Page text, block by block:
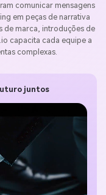
comunicar mensagens
em peças de narrativa
de marca, introduções de
capacita cada equipe a
complexas.
juntos